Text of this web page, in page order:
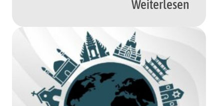
Von Oliver Hinz (KNA) Moskau (KNA)
Gottesdienst-Verbot in Wohnhäusern. Auch
die katholische Russische
Bischofskonferenz […]
Weiterlesen